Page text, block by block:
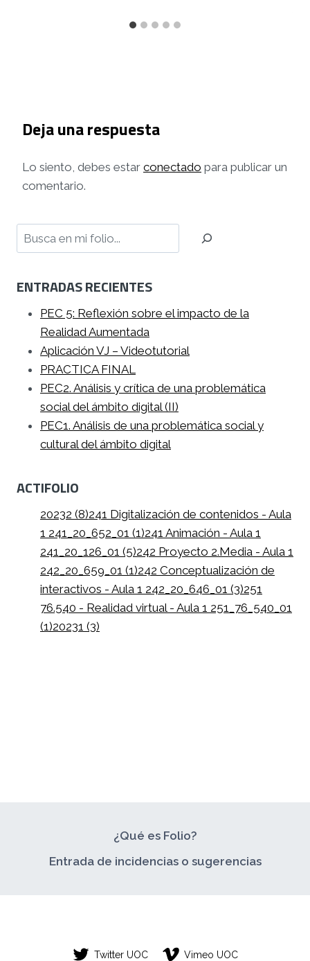
Deja una respuesta
Lo siento, debes estar conectado para publicar un
comentario.
Buscar
ENTRADAS RECIENTES
PEC 5: Reflexión sobre el impacto de la
Realidad Aumentada
Aplicación VJ – Videotutorial
PRACTICA FINAL
PEC2. Análisis y crítica de una problemática
social del ámbito digital (II)
PEC1. Análisis de una problemática social y
cultural del ámbito digital
ACTIFOLIO
20232 (8)241 Digitalización de contenidos - Aula
1 241_20_652_01 (1)241 Animación - Aula 1
241_20_126_01 (5)242 Proyecto 2.Media - Aula 1
242_20_659_01 (1)242 Conceptualización de
interactivos - Aula 1 242_20_646_01 (3)251
76.540 - Realidad virtual - Aula 1 251_76_540_01
(1)20231 (3)
¿Qué es Folio?
Entrada de incidencias o sugerencias
Twitter UOC Vimeo UOC